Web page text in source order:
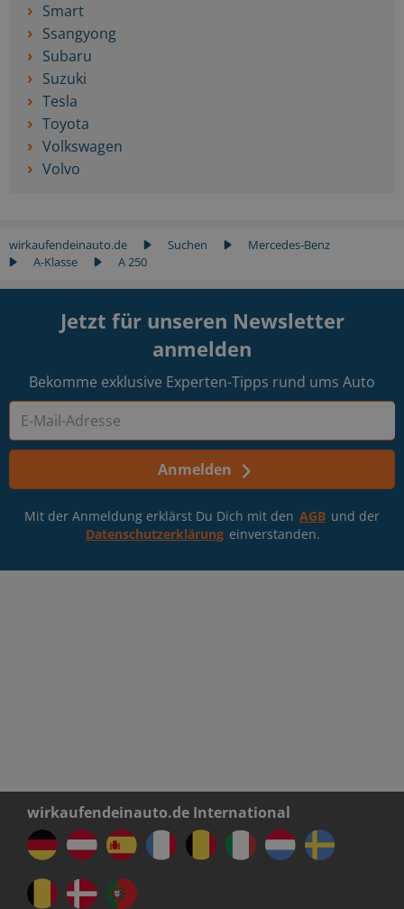
Smart
Ssangyong
Subaru
Suzuki
Tesla
Toyota
Volkswagen
Volvo
wirkaufendeinauto.de Suchen
Mercedes-Benz
A-Klasse
A 250
Jetzt für unseren Newsletter
anmelden
Bekomme exklusive Experten-Tipps rund ums Auto
Anmelden
Mit der Anmeldung erklärst Du Dich mit den AGB und der
Datenschutzerklärung einverstanden.
wirkaufendeinauto.de International